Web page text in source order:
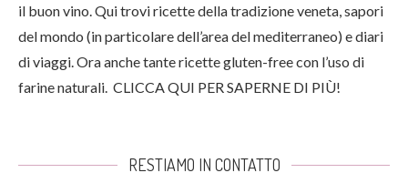
il buon vino. Qui trovi ricette della tradizione veneta, sapori
del mondo (in particolare dell’area del mediterraneo) e diari
di viaggi. Ora anche tante ricette gluten-free con l’uso di
farine naturali. CLICCA QUI PER SAPERNE DI PIÙ!
RESTIAMO IN CONTATTO